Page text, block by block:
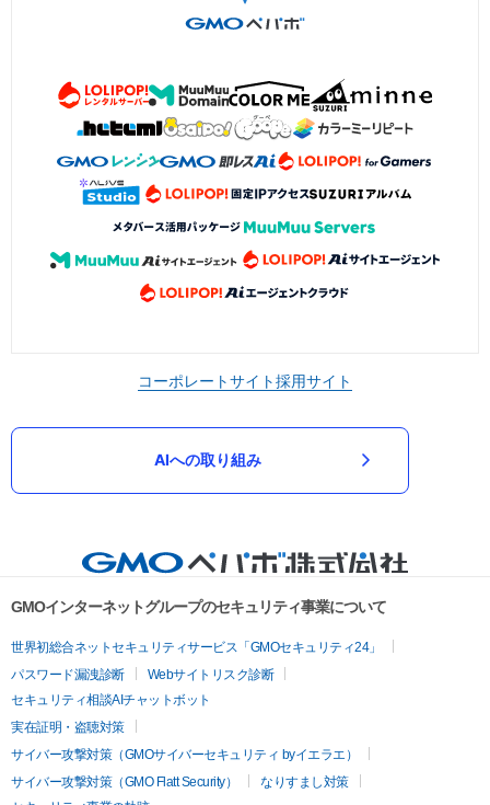
コーポレートサイト採用サイト
AIへの取り組み
GMOインターネットグループのセキュリティ事業について
世界初総合ネットセキュリティサービス「GMOセキュリティ24」
パスワード漏洩診断
Webサイトリスク診断
セキュリティ相談AIチャットボット
実在証明・盗聴対策
サイバー攻撃対策（GMOサイバーセキュリティ byイエラエ）
サイバー攻撃対策（GMO Flatt Security）
なりすまし対策